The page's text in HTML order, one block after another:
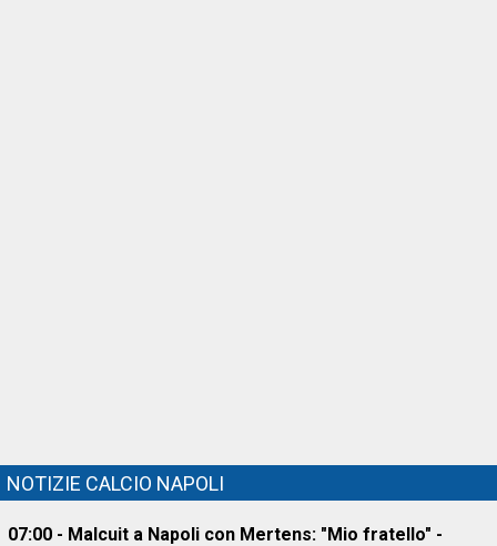
NOTIZIE CALCIO NAPOLI
07:00 - Malcuit a Napoli con Mertens: "Mio fratello" -